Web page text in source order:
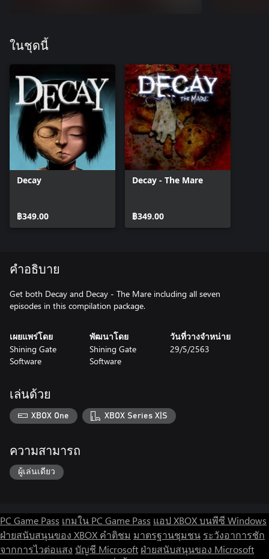
ในชุดนี้
Decay
฿349.00
Decay - The Mare
฿349.00
คำอธิบาย
Get both Decay and Decay - The Mare including all seven
episodes in this compilation package.
เผยแพร่โดย
Shining Gate
Software
พัฒนาโดย
Shining Gate
Software
วันที่วางจำหน่าย
29/5/2563
เล่นด้วย
XBOX One XBOX Series X|S
ความสามารถ
ผู้เล่นเดียว
PC Game Pass เกมใน PC Game Pass แอป XBOX บนพีซี Windows
ฝ่ายสนับสนุนของ XBOX คำติชม มาตรฐานชุมชน ระวังอาการชัก
จากการไวต่อแสง บัญชี Microsoft ฝ่ายสนับสนุนของ Microsoft